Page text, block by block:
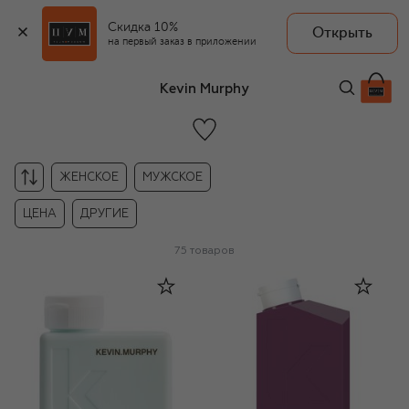
Скидка 10%
на первый заказ в приложении
Открыть
Kevin Murphy
ЖЕНСКОЕ МУЖСКОЕ
ЦЕНА ДРУГИЕ
75 товаров